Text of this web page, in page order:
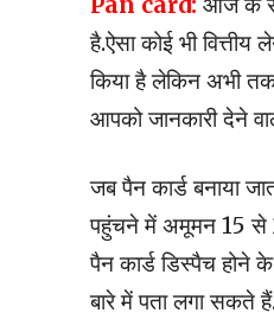
है.ऐसा कोई भी
किया है लेकिन अभी
आपको जानकारी देने
जब पैन कार्ड बनाया
पहुंचने में अमूमन 15 से
पैन कार्ड डिस्पैच
बारे में पता लगा सकते